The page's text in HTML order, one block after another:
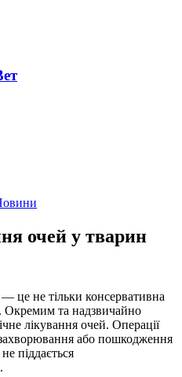
очей у тварин
— це не тільки консервативна
Окремим та надзвичайно
лікування очей. Операції
або пошкодження
піддається